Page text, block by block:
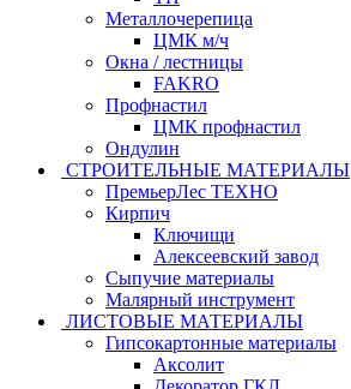
Металлочерепица
ЦМК м/ч
Окна / лестницы
FAKRO
Профнастил
ЦМК профнастил
Ондулин
СТРОИТЕЛЬНЫЕ МАТЕРИАЛЫ
ПремьерЛес ТЕХНО
Кирпич
Ключищи
Алексеевский завод
Сыпучие материалы
Малярный инструмент
ЛИСТОВЫЕ МАТЕРИАЛЫ
Гипсокартонные материалы
Аксолит